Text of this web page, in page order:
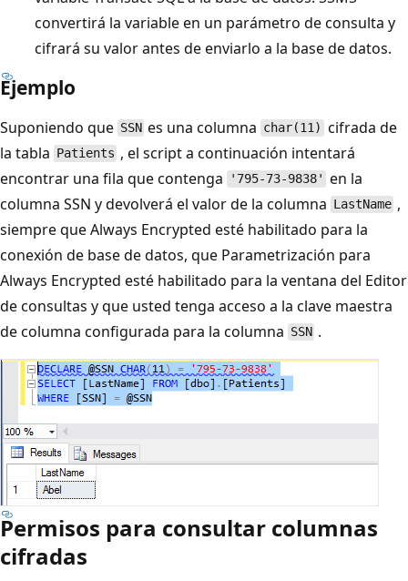
convertirá la variable en un parámetro de consulta y
cifrará su valor antes de enviarlo a la base de datos.
Ejemplo
Suponiendo que SSN es una columna char(11) cifrada de
la tabla
Patients , el script a continuación intentará
encontrar una fila que contenga
'795-73-9838' en la
columna SSN y devolverá el valor de la columna
LastName ,
siempre que Always Encrypted esté habilitado para la
conexión de base de datos, que Parametrización para
Always Encrypted esté habilitado para la ventana del Editor
de consultas y que usted tenga acceso a la clave maestra
de columna configurada para la columna SSN .
Permisos para consultar columnas
cifradas